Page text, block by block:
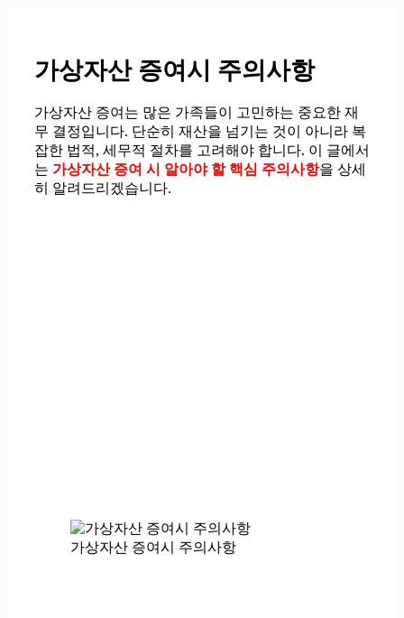
가상자산 증여시 주의사항
가상자산 증여는 많은 가족들이 고민하는 중요한 재
무 결정입니다. 단순히 재산을 넘기는 것이 아니라 복
잡한 법적, 세무적 절차를 고려해야 합니다. 이 글에서
는 가상자산 증여 시 알아야 할 핵심 주의사항을 상세
히 알려드리겠습니다.
가상자산 증여시 주의사항